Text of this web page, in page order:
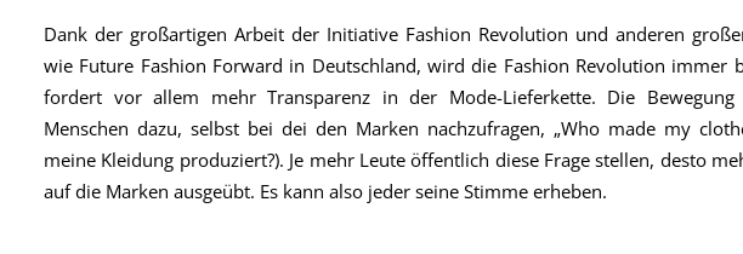
Dank der großartigen Arbeit der Initiative Fashion Revolution und anderen
wie Future Fashion Forward in Deutschland, wird die Fashion Revolution immer
fordert vor allem mehr Transparenz in der Mode-Lieferkette. Die
Menschen dazu, selbst bei dei den Marken nachzufragen, „Who made my
meine Kleidung produziert?). Je mehr Leute öffentlich diese Frage stellen, desto
auf die Marken ausgeübt. Es kann also jeder seine Stimme erheben.